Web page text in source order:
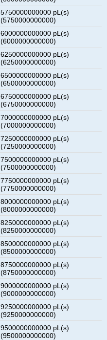
5750000000000 pL(s)
(5750000000000)
6000000000000 pL(s)
(6000000000000)
6250000000000 pL(s)
(6250000000000)
6500000000000 pL(s)
(6500000000000)
6750000000000 pL(s)
(6750000000000)
7000000000000 pL(s)
(7000000000000)
7250000000000 pL(s)
(7250000000000)
7500000000000 pL(s)
(7500000000000)
7750000000000 pL(s)
(7750000000000)
8000000000000 pL(s)
(8000000000000)
8250000000000 pL(s)
(8250000000000)
8500000000000 pL(s)
(8500000000000)
8750000000000 pL(s)
(8750000000000)
9000000000000 pL(s)
(9000000000000)
9250000000000 pL(s)
(9250000000000)
9500000000000 pL(s)
(9500000000000)